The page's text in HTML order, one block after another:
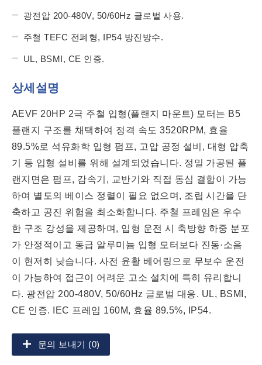
광전압 200-480V, 50/60Hz 글로벌 사용.
주철 TEFC 전폐형, IP54 방진방수.
UL, BSMI, CE 인증.
상세설명
AEVF 20HP 2극 주철 입형(플랜지 마운트) 모터는 B5
플랜지 구조를 채택하여 정격 속도 3520RPM, 효율
89.5%로 석유화학 입형 펌프, 고압 공정 설비, 대형 압축
기 등 입형 설비를 위해 설계되었습니다. 정밀 가공된 플
랜지면은 펌프, 감속기, 교반기와 직접 동심 결합이 가능
하여 별도의 베이스 정렬이 필요 없으며, 조립 시간을 단
축하고 공진 위험을 최소화합니다. 주철 프레임은 우수
한 구조 강성을 제공하며, 입형 운전 시 축방향 하중 분포
가 안정적이고 동급 알루미늄 입형 모터보다 진동·소음
이 현저히 낮습니다. 사전 윤활 베어링으로 무보수 운전
이 가능하여 접근이 어려운 고소 설치에 특히 유리합니
다. 광전압 200-480V, 50/60Hz 글로벌 대응. UL, BSMI,
CE 인증. IEC 프레임 160M, 효율 89.5%, IP54.
문의 보내기 (0)